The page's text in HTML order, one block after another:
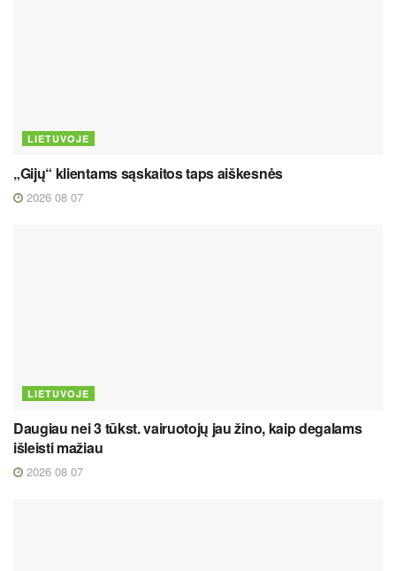
LIETUVOJE
„Gijų“ klientams sąskaitos taps aiškesnės
2026 08 07
LIETUVOJE
Daugiau nei 3 tūkst. vairuotojų jau žino, kaip degalams
išleisti mažiau
2026 08 07